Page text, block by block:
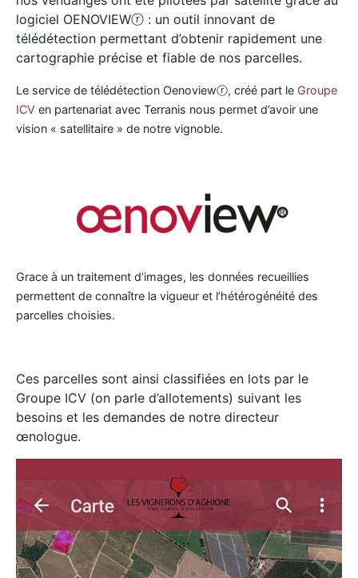
logiciel OENOVIEWⓡ : un outil innovant de
télédétection permettant d’obtenir rapidement une
cartographie précise et fiable de nos parcelles.
Le service de télédétection Oenoviewⓡ, créé part le Groupe
ICV en partenariat avec Terranis nous permet d’avoir une
vision « satellitaire » de notre vignoble.
Grace à un traitement d’images, les données recueillies
permettent de connaître la vigueur et l’hétérogénéité des
parcelles choisies.
Ces parcelles sont ainsi classifiées en lots par le
Groupe ICV (on parle d’allotements) suivant les
besoins et les demandes de notre directeur
œnologue.